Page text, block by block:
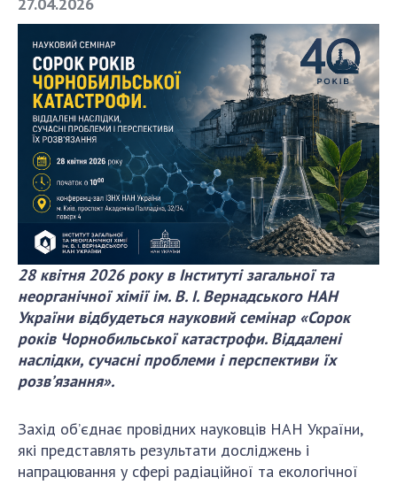
СТРУКТУРА
Президія НАН України
Апарат Президії
Секція фізико-технічних і математичних
наук
Секція хімічних і біологічних наук
Секція суспільних і гуманітарних наук
Установи при Президії
Ради, комітети та комісії
Наукові центри МОН та НАН України
Громадські організації
Засідання Президії НАН України
28 квітня 2026 року в Інституті загальної та
неорганічної хімії ім. В. І. Вернадського НАН
України відбудеться науковий семінар «Сорок
років Чорнобильської катастрофи. Віддалені
наслідки, сучасні проблеми і перспективи їх
розв’язання».
Захід об’єднає провідних науковців НАН України,
які представлять результати досліджень і
напрацювання у сфері радіаційної та екологічної